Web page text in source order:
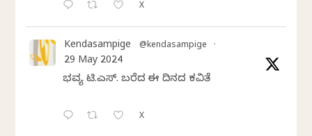
X
Kendasampige @kendasampige ·
29 May 2024
ಭವ್ಯ ಟಿ.ಎಸ್. ಬರೆದ ಈ ದಿನದ ಕವಿತೆ
X